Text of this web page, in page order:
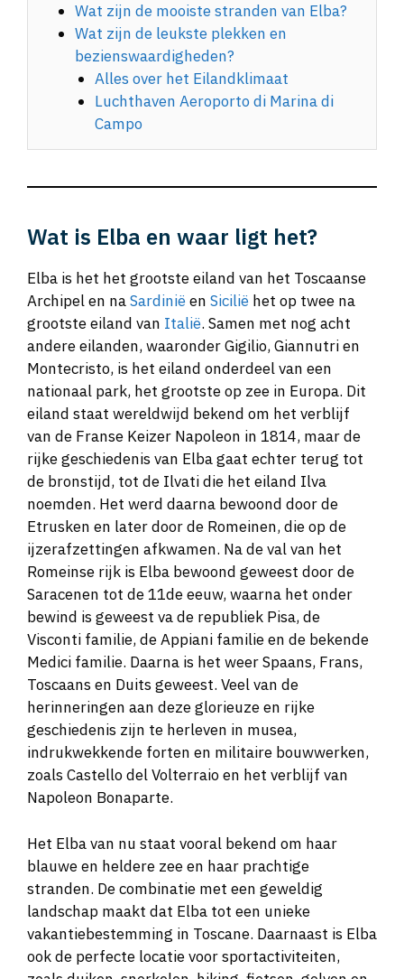
Wat zijn de mooiste stranden van Elba?
Wat zijn de leukste plekken en
bezienswaardigheden?
Alles over het Eilandklimaat
Luchthaven Aeroporto di Marina di
Campo
Wat is Elba en waar ligt het?
Elba is het het grootste eiland van het Toscaanse
Archipel en naSardiniëen Sicilië het op twee na
grootste eiland van Italië. Samen met nog acht
andere eilanden, waaronder Gigilio, Giannutri en
Montecristo, is het eiland onderdeel van een
nationaal park, het grootste op zee in Europa. Dit
eiland staat wereldwijd bekend om het verblijf
van de Franse Keizer Napoleon in 1814, maar de
rijke geschiedenis van Elba gaat echter terug tot
de bronstijd, tot de Ilvati die het eiland Ilva
noemden. Het werd daarna bewoond door de
Etrusken en later door de Romeinen, die op de
ijzerafzettingen afkwamen. Na de val van het
Romeinse rijk is Elba bewoond geweest door de
Saracenen tot de 11de eeuw, waarna het onder
bewind is geweest va de republiek Pisa, de
Visconti familie, de Appiani familie en de bekende
Medici familie. Daarna is het weer Spaans, Frans,
Toscaans en Duits geweest. Veel van de
herinneringen aan deze glorieuze en rijke
geschiedenis zijn te herleven in musea,
indrukwekkende forten en militaire bouwwerken,
zoals Castello del Volterraio en het verblijf van
Napoleon Bonaparte.
Het Elba van nu staat vooral bekend om haar
blauwe en heldere zee en haar prachtige
stranden. De combinatie met een geweldig
landschap maakt dat Elba tot een unieke
vakantiebestemming in Toscane. Daarnaast is Elba
ook de perfecte locatie voor sportactiviteiten,